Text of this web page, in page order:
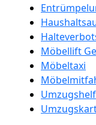
Möbellift
Möbeltaxi